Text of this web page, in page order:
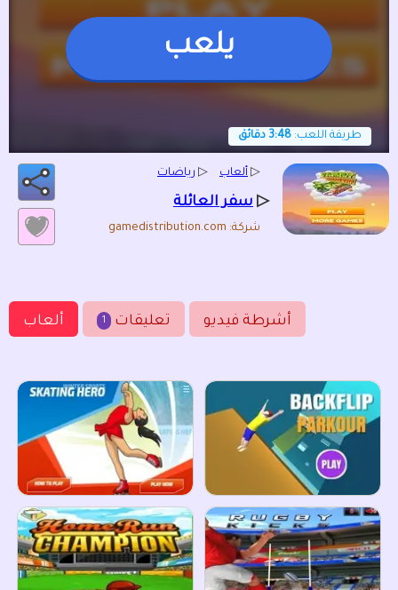
يلعب
طريقة اللعب: 3:48 دقائق
▷ ألعاب ▷ رياضات
▷ سفر العائلة
شركة: gamedistribution.com
ألعاب 1 تعليقات أشرطة فيديو